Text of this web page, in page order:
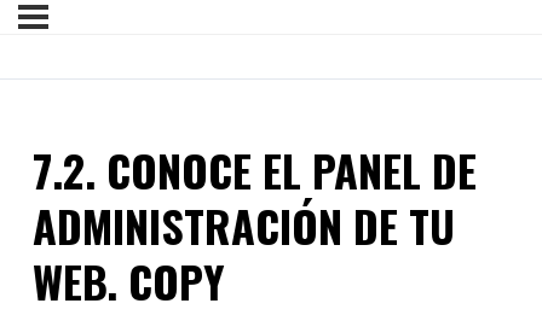
7.2. CONOCE EL PANEL DE
ADMINISTRACIÓN DE TU
WEB. COPY